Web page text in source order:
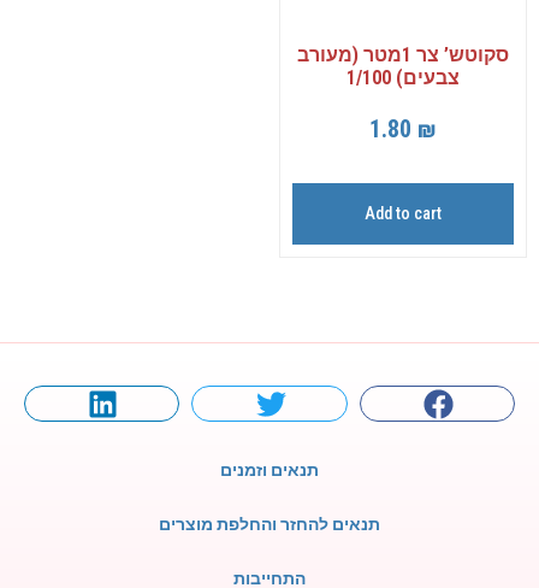
סקוטש’ צר 1מטר (מעורב
צבעים) 1/100
1.80 ₪
Add to cart
תנאים וזמנים
תנאים להחזר והחלפת מוצרים
התחייבות